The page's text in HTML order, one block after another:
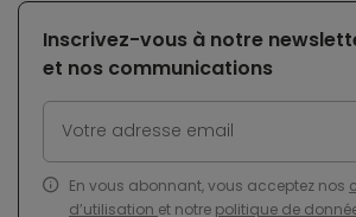
Inscrivez-vous à notre
et nos communications
En vous abonnant, vous acceptez nos
d’utilisation et notre politique de